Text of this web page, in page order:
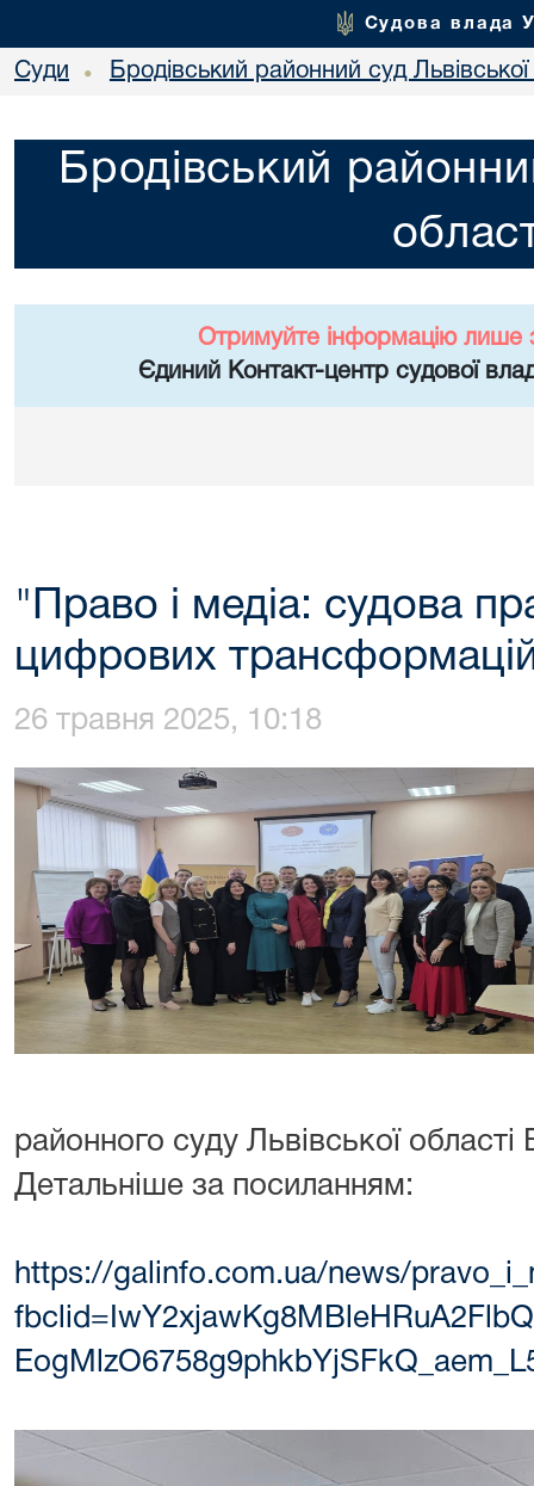
Судова влада
Суди • Бродівський районний суд Львівської
Бродівський
Отримуйте інформацію лише
Єдиний Контакт-центр судової
"Право і медіа: судова
цифрових
26 травня 2025, 10:18
районного суду Львівської
Детальніше за посиланням:
https://galinfo.com.ua/news/